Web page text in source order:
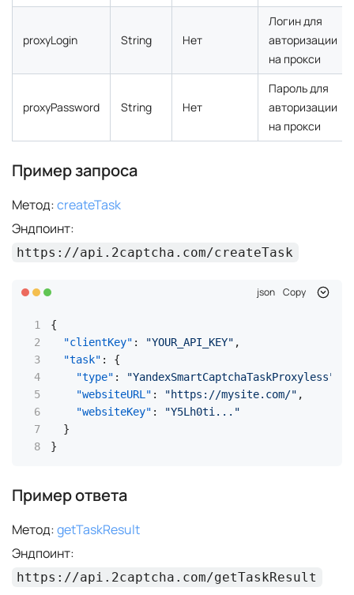
proxyLogin String Нет
Логин для
авторизации
на прокси
proxyPassword String Нет
Пароль для
авторизации
на прокси
Пример запроса
Метод:createTask
Эндпоинт:
https://api.2captcha.com/createTask
json Copy
{
"clientKey" : "YOUR_API_KEY" ,
"task" :
{
"type" : "YandexSmartCaptchaTaskProxyless"
"websiteURL" : "https://mysite.com/" ,
"websiteKey" :
"Y5Lh0ti..."
}
}
Пример ответа
Метод:getTaskResult
Эндпоинт:
https://api.2captcha.com/getTaskResult